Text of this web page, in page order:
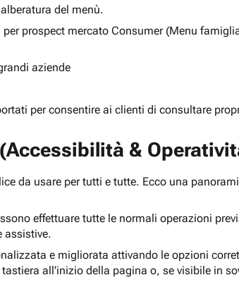
del menù.
prospect mercato Consumer (Menu
aziende
per consentire ai clienti di consultare
(Accessibilità &
da usare per tutti e tutte. Ecco una
effettuare tutte le normali operazioni
assistive.
e migliorata attivando le opzioni
all'inizio della pagina o, se visibile in